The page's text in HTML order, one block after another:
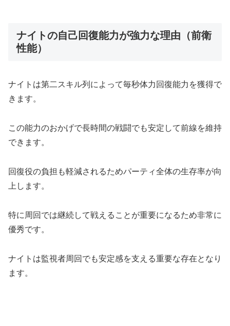
ナイトの自己回復能力が強力な理由（前衛
性能）
ナイトは第二スキル列によって毎秒体力回復能力を獲得で
きます。
この能力のおかげで長時間の戦闘でも安定して前線を維持
できます。
回復役の負担も軽減されるためパーティ全体の生存率が向
上します。
特に周回では継続して戦えることが重要になるため非常に
優秀です。
ナイトは監視者周回でも安定感を支える重要な存在となり
ます。